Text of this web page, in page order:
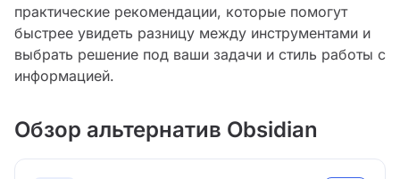
практические рекомендации, которые помогут
быстрее увидеть разницу между инструментами и
выбрать решение под ваши задачи и стиль работы с
информацией.
Обзор альтернатив Obsidian